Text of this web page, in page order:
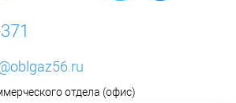
отдела (офис)